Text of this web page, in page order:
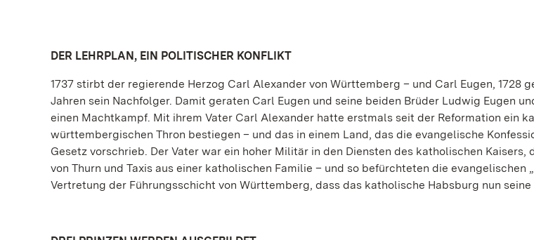
DER LEHRPLAN, EIN POLITISCHER KONFLIKT
1737 stirbt der regierende Herzog Carl Alexander von Württemberg – und Carl Eugen, 1728
Jahren sein Nachfolger. Damit geraten Carl Eugen und seine beiden Brüder Ludwig Eugen
einen Machtkampf. Mit ihrem Vater Carl Alexander hatte erstmals seit der Reformation ein
württembergischen Thron bestiegen – und das in einem Land, das die evangelische
Gesetz vorschrieb. Der Vater war ein hoher Militär in den Diensten des katholischen Kaisers,
von Thurn und Taxis aus einer katholischen Familie – und so befürchteten die evangelischen
Vertretung der Führungsschicht von Württemberg, dass das katholische Habsburg nun